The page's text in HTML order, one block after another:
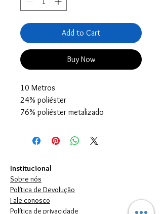
Add to Cart
Buy Now
10 Metros
24% poliéster
76% poliéster metalizado
Institucional
Sobre nós
Política de Devolução
Fale conosco
Política de privacidade